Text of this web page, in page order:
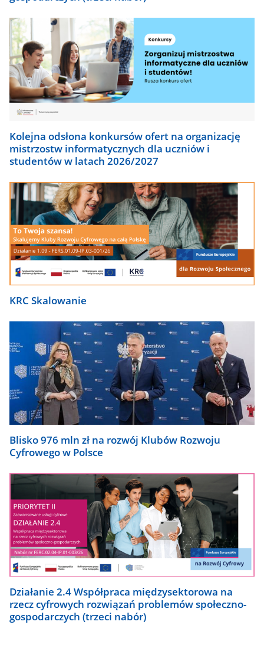
Kolejna odsłona konkursów ofert na organizację
mistrzostw informatycznych dla uczniów i
studentów w latach 2026/2027
KRC Skalowanie
Blisko 976 mln zł na rozwój Klubów Rozwoju
Cyfrowego w Polsce
Działanie 2.4 Współpraca międzysektorowa na
rzecz cyfrowych rozwiązań problemów społeczno-
gospodarczych (trzeci nabór)